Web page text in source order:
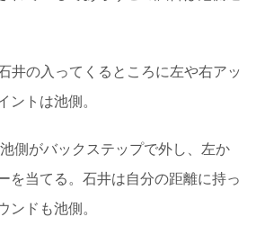
井の入ってくるところに左や右アッ
ントは池側。
側がバックステップで外し、左か
を当てる。石井は自分の距離に持っ
ンドも池側。